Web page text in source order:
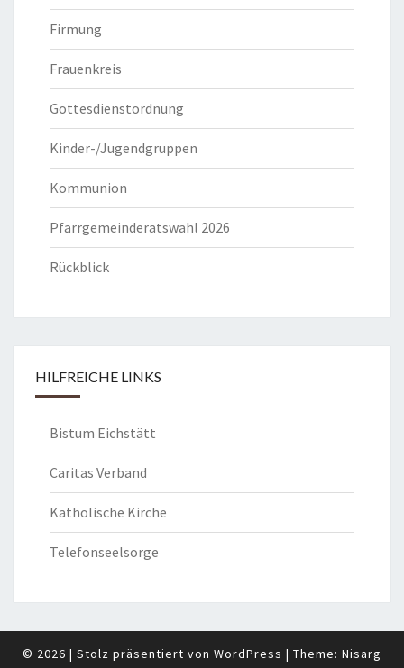
Firmung
Frauenkreis
Gottesdienstordnung
Kinder-/Jugendgruppen
Kommunion
Pfarrgemeinderatswahl 2026
Rückblick
HILFREICHE LINKS
Bistum Eichstätt
Caritas Verband
Katholische Kirche
Telefonseelsorge
© 2026 | Stolz präsentiert von WordPress | Theme: Nisarg